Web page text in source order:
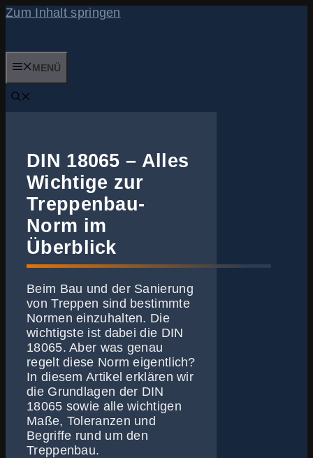
Zum Inhalt springen
MENÜ
DIN 18065 – Alles
Wichtige zur
Treppenbau-
Norm im
Überblick
Beim Bau und der Sanierung
von Treppen sind bestimmte
Normen einzuhalten. Die
wichtigste ist dabei die DIN
18065. Aber was genau
regelt diese Norm eigentlich?
In diesem Artikel erklären wir
die Grundlagen der DIN
18065 sowie alle wichtigen
Maße, Toleranzen und
Begriffe rund um den
Treppenbau.